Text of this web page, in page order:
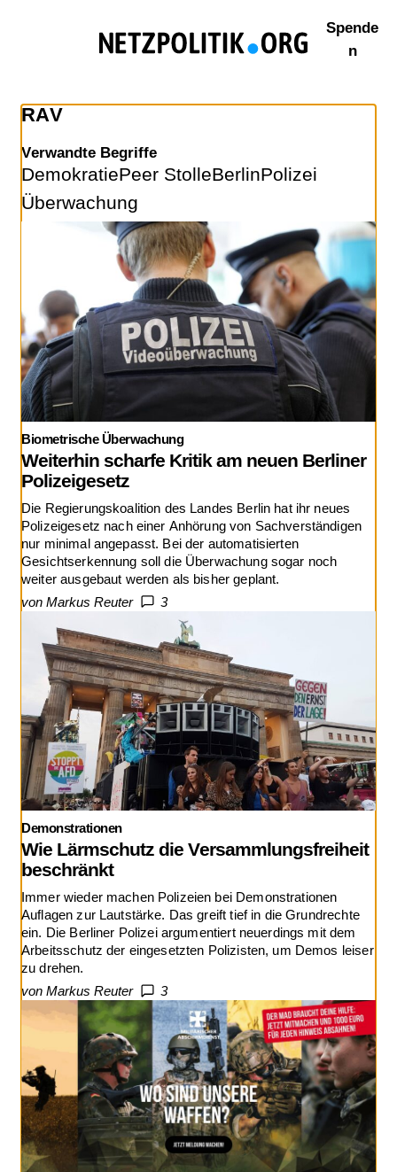
Spende
n
RAV
Verwandte Begriffe
DemokratiePeer StolleBerlinPolizei
Überwachung
Biometrische Überwachung
Weiterhin scharfe Kritik am neuen Berliner
Polizeigesetz
Die Regierungskoalition des Landes Berlin hat ihr neues
Polizeigesetz nach einer Anhörung von Sachverständigen
nur minimal angepasst. Bei der automatisierten
Gesichtserkennung soll die Überwachung sogar noch
weiter ausgebaut werden als bisher geplant.
von Markus Reuter
3
Demonstrationen
Wie Lärmschutz die Versammlungsfreiheit
beschränkt
Immer wieder machen Polizeien bei Demonstrationen
Auflagen zur Lautstärke. Das greift tief in die Grundrechte
ein. Die Berliner Polizei argumentiert neuerdings mit dem
Arbeitsschutz der eingesetzten Polizisten, um Demos leiser
zu drehen.
von Markus Reuter
3